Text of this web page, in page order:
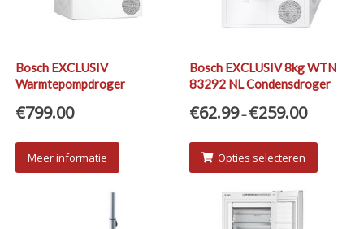
Bosch EXCLUSIV
Warmtepompdroger
€799.00
Meer informatie
Bosch EXCLUSIV 8kg WTN
83292 NL Condensdroger
€62.99–€259.00
Opties selecteren